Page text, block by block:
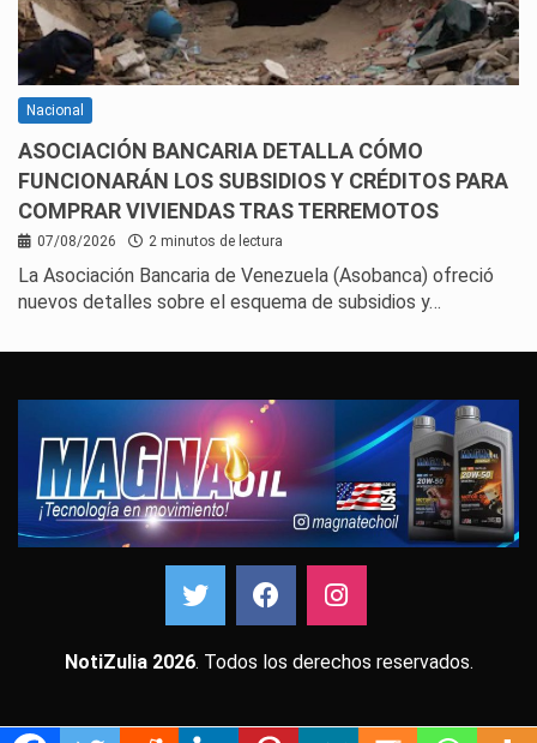
Nacional
ASOCIACIÓN BANCARIA DETALLA CÓMO
FUNCIONARÁN LOS SUBSIDIOS Y CRÉDITOS PARA
COMPRAR VIVIENDAS TRAS TERREMOTOS
07/08/2026 2 minutos de lectura
La Asociación Bancaria de Venezuela (Asobanca) ofreció
nuevos detalles sobre el esquema de subsidios y…
NotiZulia 2026. Todos los derechos reservados.